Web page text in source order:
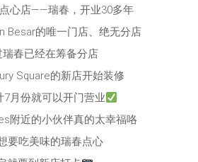
心店——瑞春，开业30多年
Besar的唯一门店、绝无分店
瑞春已经在筹备分店
Square的新店开始装修
7月份就可以开门营业
附近的小伙伴真的太幸福咯
要吃美味的瑞春点心